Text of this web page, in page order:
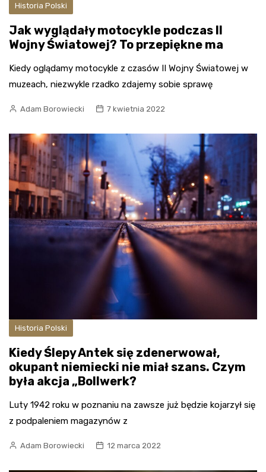
Historia Polski
Jak wyglądały motocykle podczas II
Wojny Światowej? To przepiękne ma
Kiedy oglądamy motocykle z czasów II Wojny Światowej w
muzeach, niezwykle rzadko zdajemy sobie sprawę
Adam Borowiecki 7 kwietnia 2022
Historia Polski
Kiedy Ślepy Antek się zdenerwował,
okupant niemiecki nie miał szans. Czym
była akcja „Bollwerk?
Luty 1942 roku w poznaniu na zawsze już będzie kojarzył się
z podpaleniem magazynów z
Adam Borowiecki 12 marca 2022